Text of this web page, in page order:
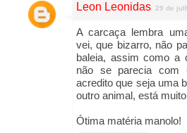
Leon Leonidas 29 de
A carcaça lembra
vei, que bizarro, não
baleia, assim como a
não se parecia com
acredito que seja uma
outro animal, está
Ótima matéria manolo!